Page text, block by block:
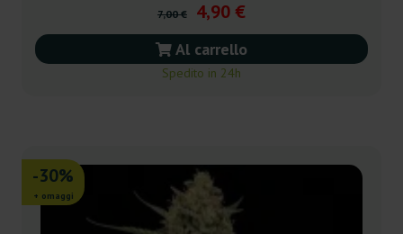
7,00 € 4,90 €
Al carrello
Spedito in 24h
-30%
+ omaggi